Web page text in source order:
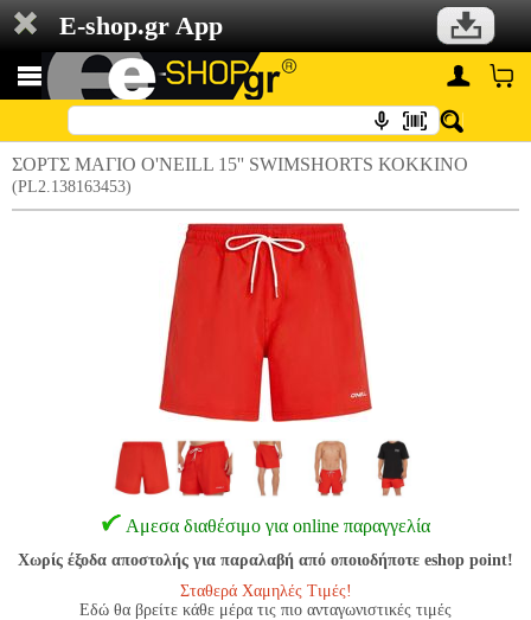
E-shop.gr App
ΣΟΡΤΣ ΜΑΓΙΟ O'NEILL 15'' SWIMSHORTS ΚΟΚΚΙΝΟ
(PL2.138163453)
Αμεσα διαθέσιμο για online παραγγελία
Χωρίς έξοδα αποστολής για παραλαβή από οποιοδήποτε eshop point!
Σταθερά Χαμηλές Τιμές!
Εδώ θα βρείτε κάθε μέρα τις πιο ανταγωνιστικές τιμές